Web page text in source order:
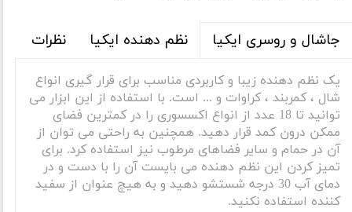
جاشال و روسری ایکیا نظم دهنده ایکیا نظرات
یک نظم دهنده زیبا و کاربردی مناسب برای قرار گیری انواع
شال ، کمربند ، کراوات و ... است. با استفاده از این ابزار می
توانید تا 18 عدد از انواع اکسسوری را در کمترین فضای
ممکن درون کمد قرار دهید. همچنین به راحتی می توان از
آن در حمام و سایر فضاهای مرطوب نیز استفاده کرد. برای
تمیز کردن این نظم دهنده می بایست آن را با دست و در
دمای آب 30 درجه شستشو دهید و به هیچ عنوان از سفید
کننده استفاده نکنید.